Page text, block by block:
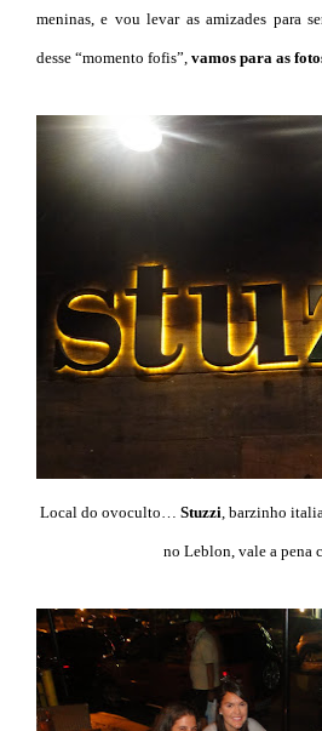
meninas, e vou levar as amizades para
desse “momento fofis”, vamos para as
Local do ovoculto… Stuzzi , barzinho
no Leblon, vale a pena